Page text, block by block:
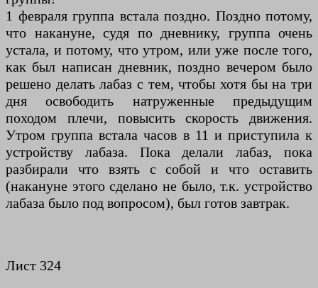
1 февраля группа встала поздно. Поздно потому,
что накануне, судя по дневнику, группа очень
устала, и потому, что утром, или уже после того,
как был написан дневник, поздно вечером было
решено делать лабаз с тем, чтобы хотя бы на три
дня освободить натруженные предыдущим
походом плечи, повысить скорость движения.
Утром группа встала часов в 11 и приступила к
устройству лабаза. Пока делали лабаз, пока
разбирали что взять с собой и что оставить
(накануне этого сделано не было, т.к. устройство
лабаза было под вопросом), был готов завтрак.
Лист 324